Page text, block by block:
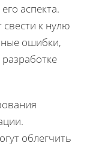
аспекта.
к нулю
ошибки,
облегчить